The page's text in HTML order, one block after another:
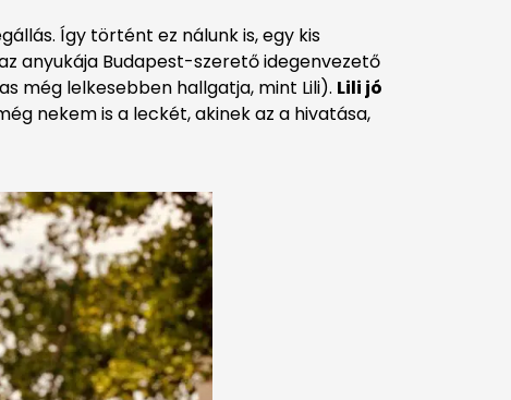
Így történt ez nálunk is, egy kis
anyukája Budapest-szerető idegenvezető
még lelkesebben hallgatja, mint Lili). Lili jó
nekem is a leckét, akinek az a hivatása,